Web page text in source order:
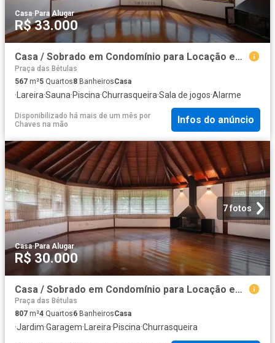
Casa· Para Alugar
R$ 33.000
Casa / Sobrado em Condomínio para Locação em Barueri/SP Alphaville 5 Quartos
Praça das Bétulas
567 m²5 Quartos8 BanheirosCasa
· Lareira·Sauna·Piscina·Churrasqueira·Sala de jogos·Alarme
Disponibilizado há mais de um mês por
Chaves na mão
Infos do anúncio
7 fotos
Casa·Para Alugar
R$ 30.000
Casa / Sobrado em Condomínio para Locação em Barueri/SP Alphaville Centro Industrial e Empresarial/Alphaville. 4 Quartos
Praça das Bétulas
807 m²4 Quartos6 BanheirosCasa
·Jardim·Garagem·Lareira·Piscina·Churrasqueira